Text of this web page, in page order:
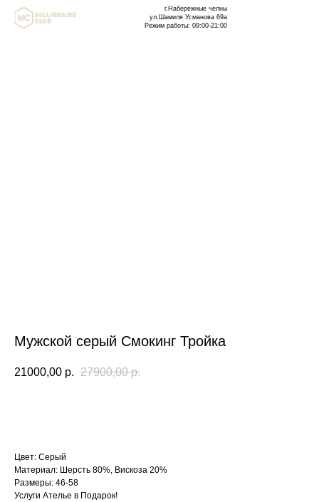
г.Набережные челны
ул.Шамиля Усманова 69а
Режим работы: 09:00-21:00
Мужской серый Смокинг Тройка
21000,00 р. 27900,00 р.
Цвет: Серый
Материал: Шерсть 80%, Вискоза 20%
Размеры: 46-58
Услуги Ателье в Подарок!